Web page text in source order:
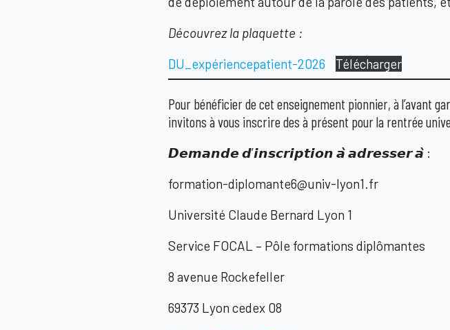
Découvrez la plaquette :
DU_expériencepatient-2026
Télécharger
Pour bénéficier de cet enseignement pionnier, à l’avant
invitons à vous inscrire des à présent pour la rentrée
𝘿𝙚𝙢𝙖𝙣𝙙𝙚 𝙙’𝙞𝙣𝙨𝙘𝙧𝙞𝙥𝙩𝙞𝙤𝙣 𝙖̀ 𝙖𝙙𝙧𝙚𝙨𝙨𝙚𝙧 𝙖̀ :
formation-diplomante6@univ-lyon1.fr
Université Claude Bernard Lyon 1
Service FOCAL – Pôle formations diplômantes
8 avenue Rockefeller
69373 Lyon cedex 08